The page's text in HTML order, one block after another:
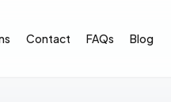
Contact FAQs Blog